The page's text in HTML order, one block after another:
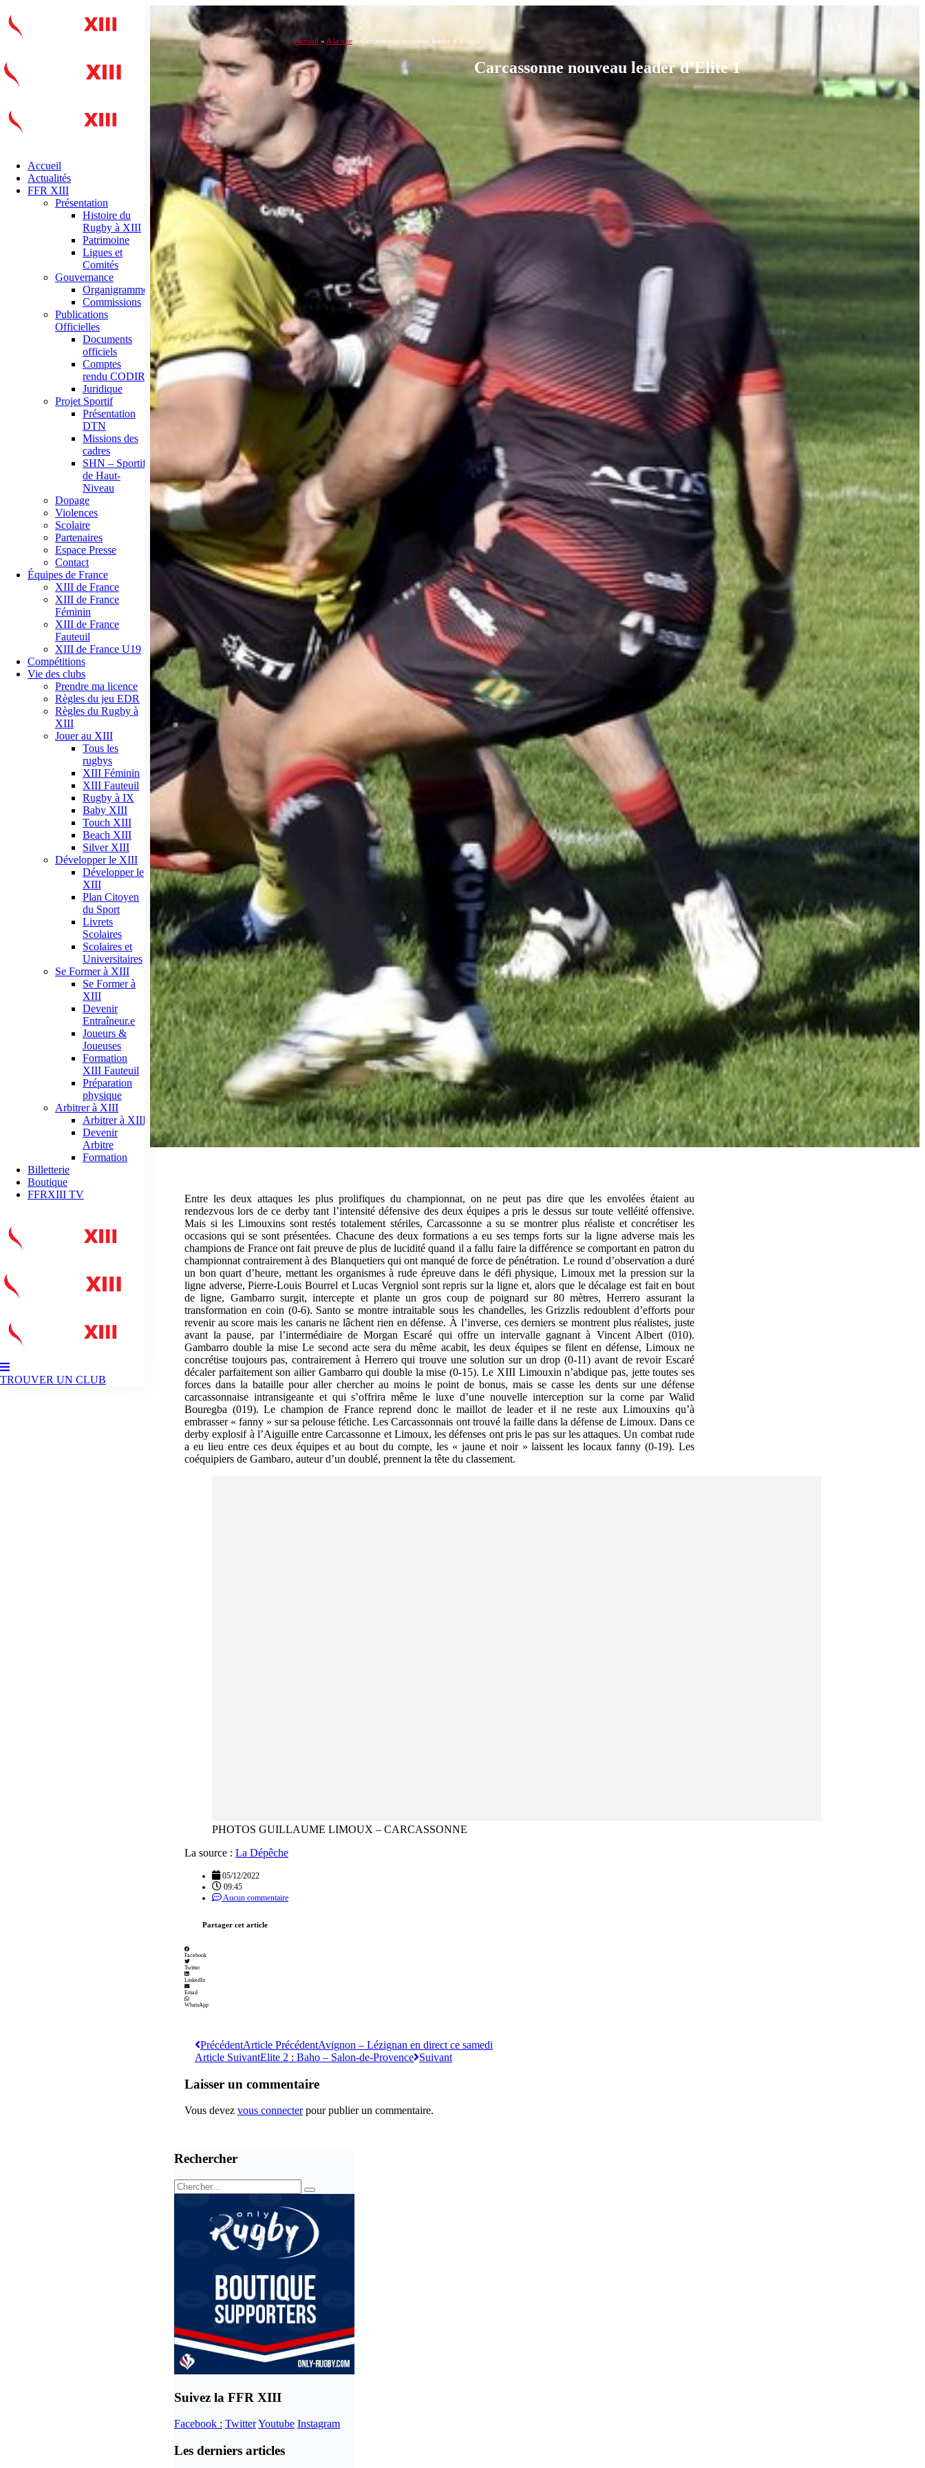
Accueil
Actualités
FFR XIII
Présentation
Histoire du
Rugby à XIII
Patrimoine
Ligues et
Comités
Gouvernance
Organigramme
Commissions
Publications
Officielles
Documents
officiels
Comptes
rendu CODIR
Juridique
Projet Sportif
Présentation
DTN
Missions des
cadres
SHN – Sportif
de Haut-
Niveau
Dopage
Violences
Scolaire
Partenaires
Espace Presse
Contact
Équipes de France
XIII de France
XIII de France
Féminin
XIII de France
Fauteuil
XIII de France U19
Compétitions
Vie des clubs
Prendre ma licence
Règles du jeu EDR
Règles du Rugby à
XIII
Jouer au XIII
Tous les
rugbys
XIII Féminin
XIII Fauteuil
Rugby à IX
Baby XIII
Touch XIII
Beach XIII
Silver XIII
Développer le XIII
Développer le
XIII
Plan Citoyen
du Sport
Livrets
Scolaires
Scolaires et
Universitaires
Se Former à XIII
Se Former à
XIII
Devenir
Entraîneur.e
Joueurs &
Joueuses
Formation
XIII Fauteuil
Préparation
physique
Arbitrer à XIII
Arbitrer à XIII
Devenir
Arbitre
Formation
Billetterie
Boutique
FFRXIII TV
TROUVER UN CLUB
Accueil » A la une » Carcassonne nouveau leader d’Elite 1
Carcassonne nouveau leader d’Elite 1
Entre les deux attaques les plus prolifiques du championnat, on ne peut pas dire que les envolées étaient au
rendezvous lors de ce derby tant l’intensité défensive des deux équipes a pris le dessus sur toute velléité offensive.
Mais si les Limouxins sont restés totalement stériles, Carcassonne a su se montrer plus réaliste et concrétiser les
occasions qui se sont présentées. Chacune des deux formations a eu ses temps forts sur la ligne adverse mais les
champions de France ont fait preuve de plus de lucidité quand il a fallu faire la différence se comportant en patron du
championnat contrairement à des Blanquetiers qui ont manqué de force de pénétration. Le round d’observation a duré
un bon quart d’heure, mettant les organismes à rude épreuve dans le défi physique, Limoux met la pression sur la
ligne adverse, Pierre-Louis Bourrel et Lucas Vergniol sont repris sur la ligne et, alors que le décalage est fait en bout
de ligne, Gambarro surgit, intercepte et plante un gros coup de poignard sur 80 mètres, Herrero assurant la
transformation en coin (0-6). Santo se montre intraitable sous les chandelles, les Grizzlis redoublent d’efforts pour
revenir au score mais les canaris ne lâchent rien en défense. À l’inverse, ces derniers se montrent plus réalistes, juste
avant la pause, par l’intermédiaire de Morgan Escaré qui offre un intervalle gagnant à Vincent Albert (010).
Gambarro double la mise Le second acte sera du même acabit, les deux équipes se filent en défense, Limoux ne
concrétise toujours pas, contrairement à Herrero qui trouve une solution sur un drop (0-11) avant de revoir Escaré
décaler parfaitement son ailier Gambarro qui double la mise (0-15). Le XIII Limouxin n’abdique pas, jette toutes ses
forces dans la bataille pour aller chercher au moins le point de bonus, mais se casse les dents sur une défense
carcassonnaise intransigeante et qui s’offrira même le luxe d’une nouvelle interception sur la corne par Walid
Bouregba (019). Le champion de France reprend donc le maillot de leader et il ne reste aux Limouxins qu’à
embrasser « fanny » sur sa pelouse fétiche. Les Carcassonnais ont trouvé la faille dans la défense de Limoux. Dans ce
derby explosif à l’Aiguille entre Carcassonne et Limoux, les défenses ont pris le pas sur les attaques. Un combat rude
a eu lieu entre ces deux équipes et au bout du compte, les « jaune et noir » laissent les locaux fanny (0-19). Les
coéquipiers de Gambaro, auteur d’un doublé, prennent la tête du classement.
PHOTOS GUILLAUME LIMOUX – CARCASSONNE
La source : La Dépêche
05/12/2022
09:45
Aucun commentaire
Partager cet article
Facebook
Twitter
LinkedIn
Email
WhatsApp
PrécédentArticle PrécédentAvignon – Lézignan en direct ce samedi
Article SuivantElite 2 : Baho – Salon-de-Provence Suivant
Laisser un commentaire
Vous devez vous connecterpour publier un commentaire.
Rechercher
Suivez la FFR XIII
Facebook : TwitterYoutube Instagram
Les derniers articles